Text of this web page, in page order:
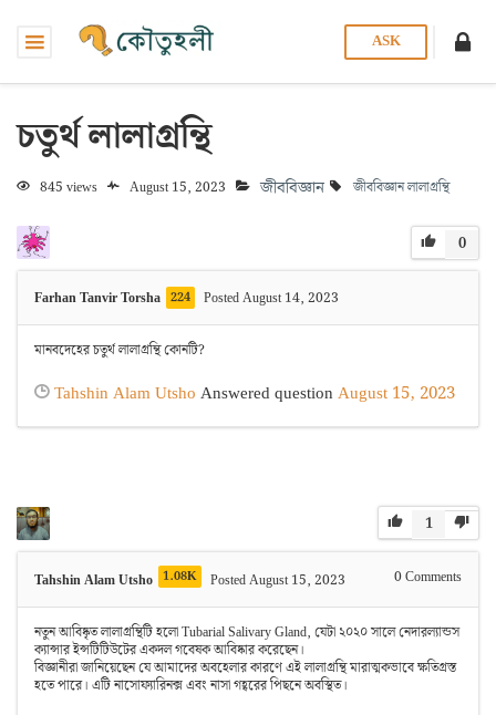
ASK
চতুর্থ লালাগ্রন্থি
845 views August 15, 2023 জীববিজ্ঞান জীববিজ্ঞানলালাগ্রন্থি
Farhan Tanvir Torsha 224 Posted August 14, 2023
0
মানবদেহের চতুর্থ লালাগ্রন্থি কোনটি?
Tahshin Alam Utsho Answered question August 15, 2023
1
Tahshin Alam Utsho 1.08K Posted August 15, 2023 0Comments
নতুন আবিষ্কৃত লালাগ্রন্থিটি হলো Tubarial Salivary Gland, যেটা ২০২০ সালে নেদারল্যান্ডস
ক্যান্সার ইন্সটিটিউটের একদল গবেষক আবিষ্কার করেছেন।
বিজ্ঞানীরা জানিয়েছেন যে আমাদের অবহেলার কারণে এই লালাগ্রন্থি মারাত্মকভাবে ক্ষতিগ্রস্ত
হতে পারে। এটিনাসোফ্যারিনক্স এবং নাসা গহ্বরের পিছনে অবস্থিত।